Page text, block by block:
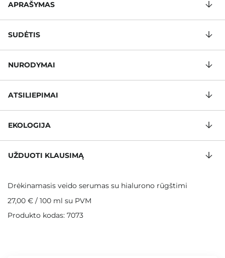
APRAŠYMAS
SUDĖTIS
NURODYMAI
ATSILIEPIMAI
EKOLOGIJA
UŽDUOTI KLAUSIMĄ
Drėkinamasis veido serumas su hialurono rūgštimi
27,00 € / 100 ml su PVM
Produkto kodas: 7073